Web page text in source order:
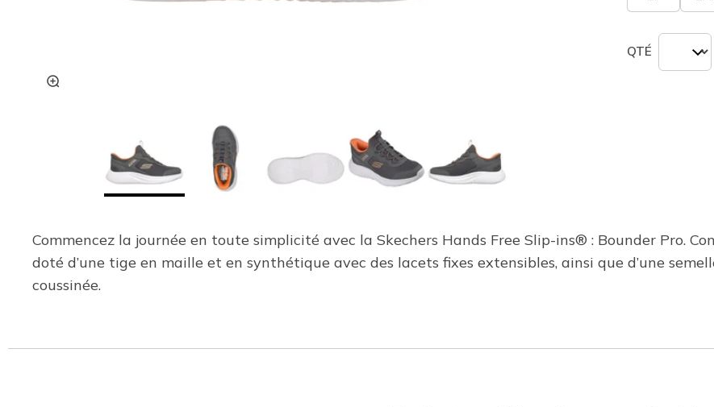
QTÉ
Commencez la journée en toute simplicité avec la Skechers Hands Free Slip-ins® : Bounder Pro.
doté d’une tige en maille et en synthétique avec des lacets fixes extensibles, ainsi que d’une
coussinée.